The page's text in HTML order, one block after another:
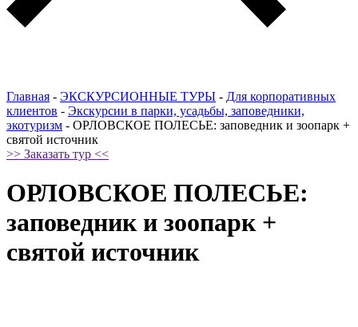
Главная - ЭКСКУРСИОННЫЕ ТУРЫ - Для корпоративных
клиентов - Экскурсии в парки, усадьбы, заповедники,
экотуризм - ОРЛОВСКОЕ ПОЛЕСЬЕ: заповедник и зоопарк +
святой источник
>> Заказать тур <<
ОРЛОВСКОЕ ПОЛЕСЬЕ:
заповедник и зоопарк +
святой источник